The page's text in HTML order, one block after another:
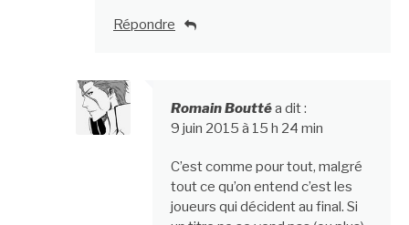
Répondre
Romain Bouttéa dit :
9 juin 2015 à 15 h 24 min
C’est comme pour tout, malgré
tout ce qu’on entend c’est les
joueurs qui décident au final. Si